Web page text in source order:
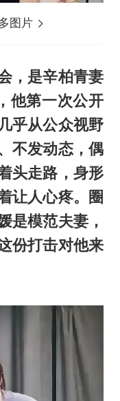
图片
，是辛柏青妻
他第一次公开
乎从公众视野
不发动态，偶
头走路，身形
让人心疼。圈
是模范夫妻，
份打击对他来